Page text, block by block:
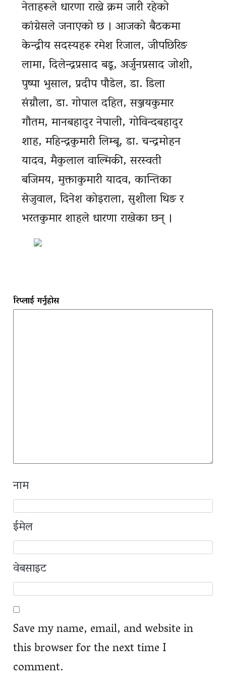
नेताहरूले धारणा राख्ने क्रम जारी रहेको
कांग्रेसले जनाएको छ । आजको बैठकमा
केन्द्रीय सदस्यहरू रमेश रिजाल, जीपछिरिङ
लामा, दिलेन्द्रप्रसाद बडू, अर्जुनप्रसाद जोशी,
पुष्पा भुसाल, प्रदीप पौडेल, डा. डिला
संग्रौला, डा. गोपाल दहित, सञ्जयकुमार
गौतम, मानबहादुर नेपाली, गोविन्दबहादुर
शाह, महिन्द्रकुमारी लिम्बू, डा. चन्द्रमोहन
यादव, मैकुलाल वाल्मिकी, सरस्वती
बजिमय, मुक्ताकुमारी यादव, कान्तिका
सेजुवाल, दिनेश कोइराला, सुशीला थिङ र
भरतकुमार शाहले धारणा राखेका छन् ।
रिप्लाई गर्नुहोस
नाम
ईमेल
वेबसाइट
Save my name, email, and website in
this browser for the next time I
comment.